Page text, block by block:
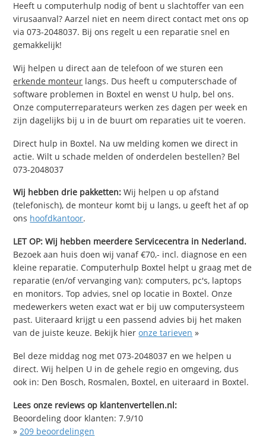
Heeft u computerhulp nodig of bent u slachtoffer van een
virusaanval? Aarzel niet en neem direct contact met ons op
via 073-2048037. Bij ons regelt u een reparatie snel en
gemakkelijk!
Wij helpen u direct aan de telefoon of we sturen een
erkende monteur langs. Dus heeft u computerschade of
software problemen in Boxtel en wenst U hulp, bel ons.
Onze computerreparateurs werken zes dagen per week en
zijn dagelijks bij u in de buurt om reparaties uit te voeren.
Direct hulp in Boxtel. Na uw melding komen we direct in
actie. Wilt u schade melden of onderdelen bestellen? Bel
073-2048037
Wij hebben drie pakketten: Wij helpen u op afstand
(telefonisch), de monteur komt bij u langs, u geeft het af op
ons hoofdkantoor.
LET OP: Wij hebben meerdere Servicecentra in Nederland.
Bezoek aan huis doen wij vanaf €70,- incl. diagnose en een
kleine reparatie. Computerhulp Boxtel helpt u graag met de
reparatie (en/of vervanging van): computers, pc's, laptops
en monitors. Top advies, snel op locatie in Boxtel. Onze
medewerkers weten exact wat er bij uw computersysteem
past. Uiteraard krijgt u een passend advies bij het maken
van de juiste keuze. Bekijk hieronze tarieven »
Bel deze middag nog met 073-2048037 en we helpen u
direct. Wij helpen U in de gehele regio en omgeving, dus
ook in: Den Bosch, Rosmalen, Boxtel, en uiteraard in Boxtel.
Lees onze reviews op klantenvertellen.nl:
Beoordeling door klanten:7.9/10
» 209 beoordelingen